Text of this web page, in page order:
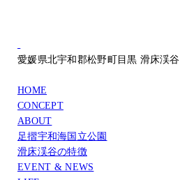
愛媛県北宇和郡松野町目黒 滑床渓谷
HOME
CONCEPT
ABOUT
足摺宇和海国立公園
滑床渓谷の特徴
EVENT & NEWS